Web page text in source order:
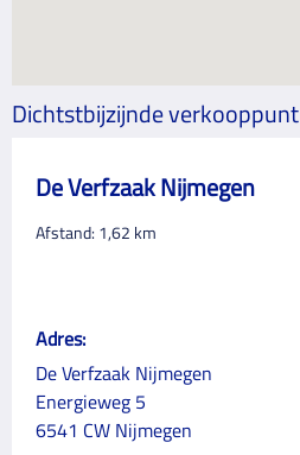
Dichtstbijzijnde verkooppunt
De Verfzaak Nijmegen
Afstand: 1,62 km
Adres:
De Verfzaak Nijmegen
Energieweg 5
6541 CW Nijmegen